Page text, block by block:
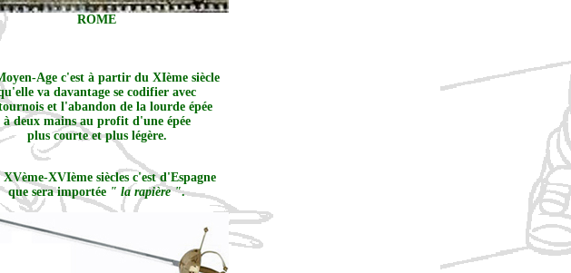
ROME
Age c'est à partir du XIème siècle
va davantage se codifier avec
et l'abandon de la lourde épée
à deux mains au profit d'une épée
plus courte et plus légère.
XVIème siècles c'est d'Espagne
que sera importée " la rapière ".